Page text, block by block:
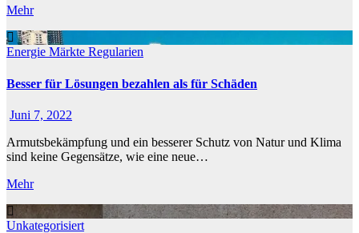
Mehr
Energie Märkte Regularien
Besser für Lösungen bezahlen als für Schäden
Juni 7, 2022
Armutsbekämpfung und ein besserer Schutz von Natur und Klima
sind keine Gegensätze, wie eine neue…
Mehr
Unkategorisiert